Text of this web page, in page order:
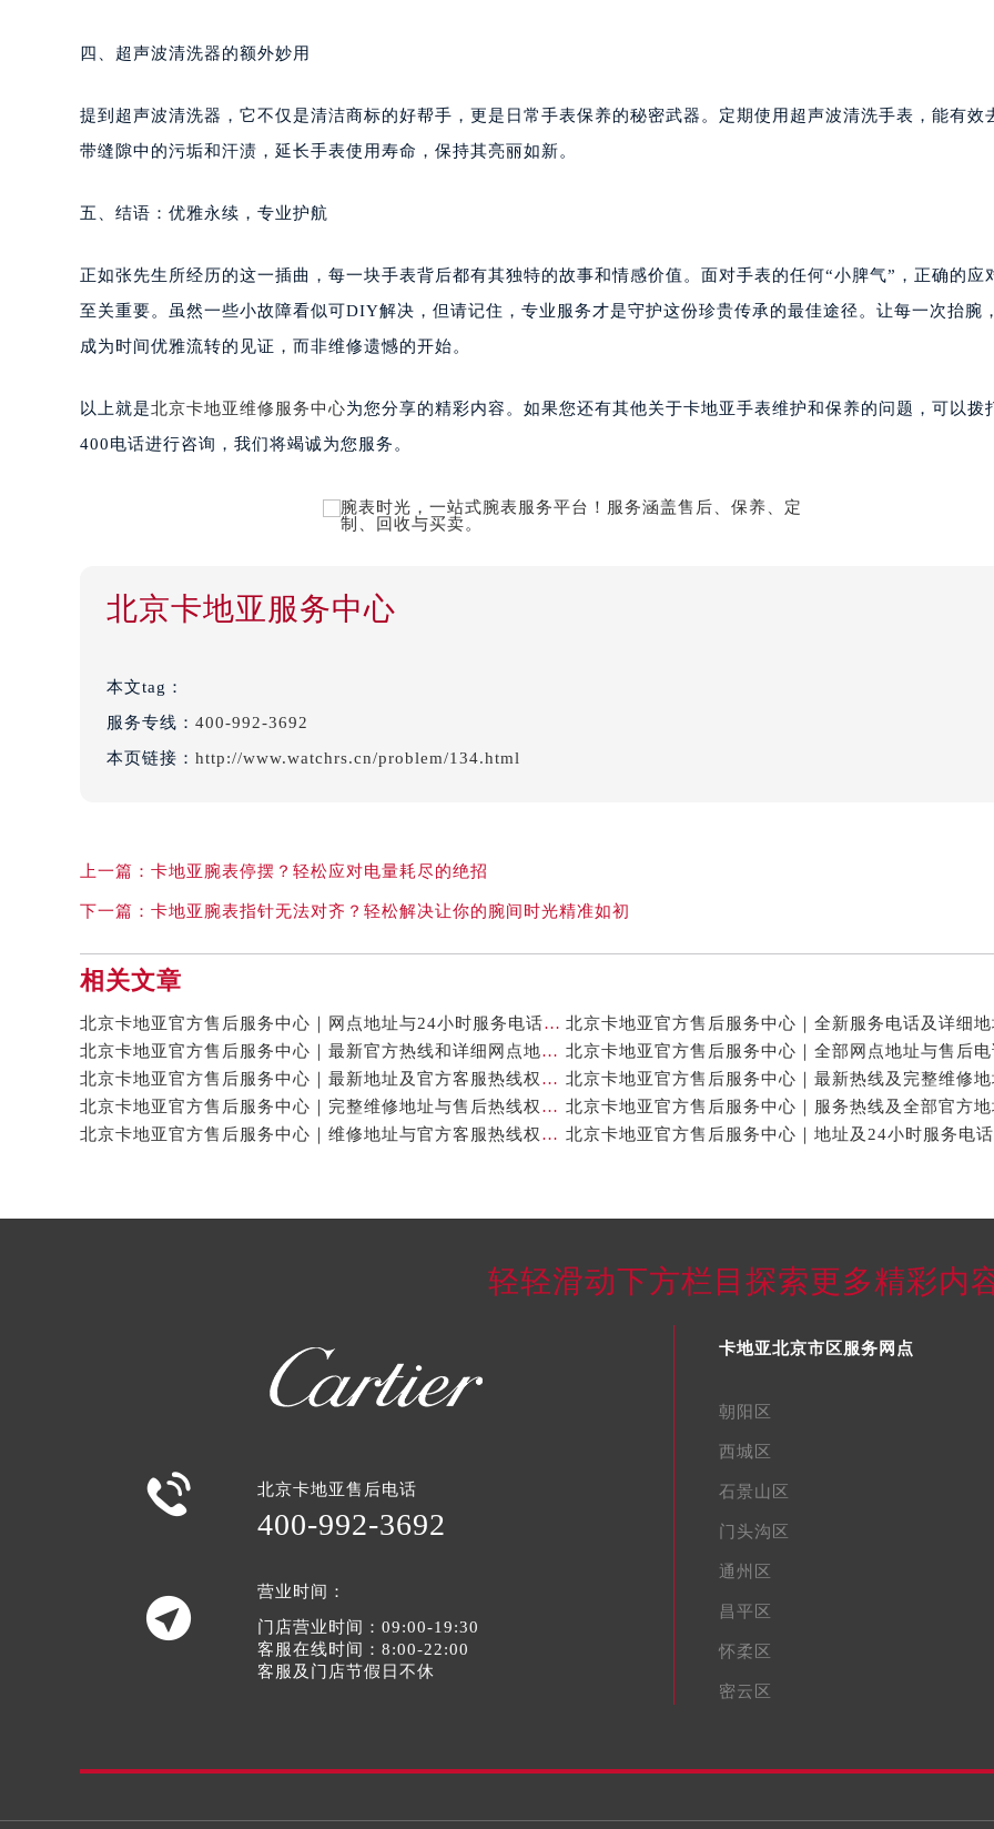
四、超声波清洗器的额外妙用
提到超声波清洗器，它不仅是清洁商标的好帮手，更是日常手表保养的秘密武器。定期使用超声波清洗手表，能有效
带缝隙中的污垢和汗渍，延长手表使用寿命，保持其亮丽如新。
五、结语：优雅永续，专业护航
正如张先生所经历的这一插曲，每一块手表背后都有其独特的故事和情感价值。面对手表的任何“小脾气”，正确的应
至关重要。虽然一些小故障看似可DIY解决，但请记住，专业服务才是守护这份珍贵传承的最佳途径。让每一次抬腕
成为时间优雅流转的见证，而非维修遗憾的开始。
以上就是北京卡地亚维修服务中心为您分享的精彩内容。如果您还有其他关于卡地亚手表维护和保养的问题，可以拨
400电话进行咨询，我们将竭诚为您服务。
北京卡地亚服务中心
本文tag：
服务专线： 400-992-3692
本页链接： http://www.watchrs.cn/problem/134.html
上一篇： 卡地亚腕表停摆？轻松应对电量耗尽的绝招
下一篇： 卡地亚腕表指针无法对齐？轻松解决让你的腕间时光精准如初
相关文章
北京卡地亚官方售后服务中心｜网点地址与24小时服务电话权威信息公示（2026年7月最新）
北京卡地亚官方售后服务中心｜最新官方热线和详细网点地址权威信息公示（2026年7月最新）
北京卡地亚官方售后服务中心｜最新地址及官方客服热线权威信息公示（2026年7月最新）
北京卡地亚官方售后服务中心｜完整维修地址与售后热线权威信息公示（2026年7月最新）
北京卡地亚官方售后服务中心｜维修地址与官方客服热线权威信息公示（2026年7月最新）
轻轻滑动下方栏目探索更多精彩内
 北京卡地亚售后电话
400-992-3692

营业时间：
门店营业时间：09:00-19:30
客服在线时间：8:00-22:00
客服及门店节假日不休
卡地亚北京市区服务网点
朝阳区
西城区
石景山区
门头沟区
通州区
昌平区
怀柔区
密云区